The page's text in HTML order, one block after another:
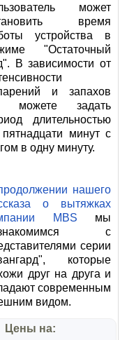
может
время
устройства в
"Остаточный
В зависимости от
и запахов
можете задать
длительностью
минут с
в одну минуту.
нашего
о вытяжках
MBS мы
с
серии
которые
друг на друга и
современным
видом.
Цены на: